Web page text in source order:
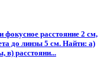
фокусное расстояние 2 см,
до линзы 5 см. Найти: а)
в) расстояни...